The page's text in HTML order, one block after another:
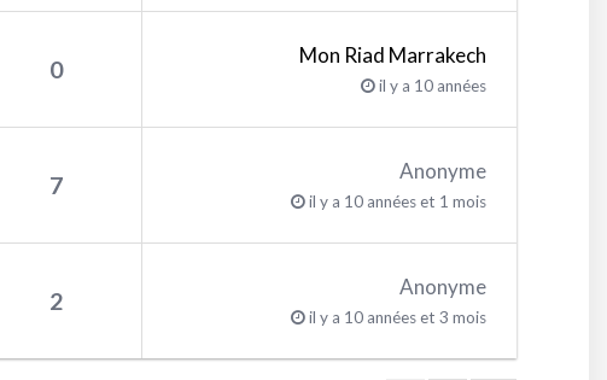
0
Mon Riad Marrakech
il y a 10 années
7
Anonyme
il y a 10 années et 1 mois
2
Anonyme
il y a 10 années et 3 mois